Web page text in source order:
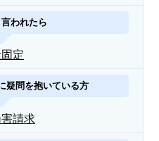
われたら
定
疑問を抱いている方
請求